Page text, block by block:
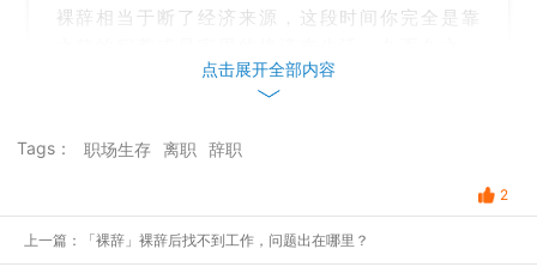
裸辞相当于断了经济来源，这段时间你完全是靠
你可能也会有很大压力，吃不敢吃太好，穿也不
敢买。而且对于刚参加工作的人来说，因为没有
点击展开全部内容
Tags： 职场生存 离职 辞职
2
上一篇：「裸辞」裸辞后找不到工作，问题出在哪里？